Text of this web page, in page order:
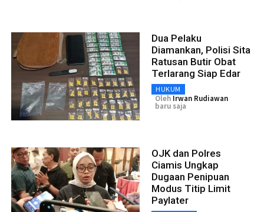
Dua Pelaku
Diamankan, Polisi Sita
Ratusan Butir Obat
Terlarang Siap Edar
HUKUM
Oleh Irwan Rudiawan
baru saja
OJK dan Polres
Ciamis Ungkap
Dugaan Penipuan
Modus Titip Limit
Paylater